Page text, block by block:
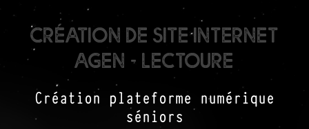
création de site internet
Agen - Lectoure
Création plateforme numérique
séniors